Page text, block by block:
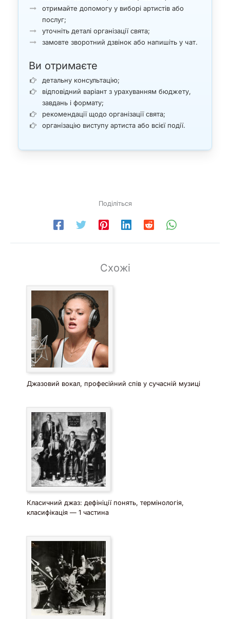
Харків.; Видавець І. Ст. Якубенко, 2004. – 445 с.
Петров А.с Анатолій Кролл і його оркестр //
Радянська естрада і цирк. – 1990, № 9. – С. 6 –
Радянський джаз. Проблеми. Події. Майстри:
Збірник статей. – М.; Сов. Композитор, 1987. –
592 с.
Способин В. Музична форма: Підручник. – 7-е
изд. – М.: Музика, 1984. – 400 с.
отримайте допомогу у виборі артистів або
послуг;
уточніть деталі організації свята;
замовте зворотний дзвінок або напишіть у чат.
Ви отримаєте
детальну консультацію;
відповідний варіант з урахуванням бюджету,
завдань і формату;
рекомендації щодо організації свята;
організацію виступу артиста або всієї події.
Поділіться
Схожі
Джазовий вокал, професійний спів у сучасній музиці
Класичний джаз: дефініції понять, термінологія,
класифікація — 1 частина